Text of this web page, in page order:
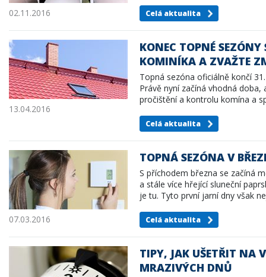
02.11.2016 Celá aktualita
KONEC TOPNÉ SEZÓNY
KOMINÍKA A ZVAŽTE
13.04.2016
Topná sezóna oficiálně končí
Právě nyní začíná vhodná
pročištění a kontrolu komína a
Celá aktualita
TOPNÁ SEZÓNA V
07.03.2016
S příchodem března se začíná
a stále více hřející sluneční
je tu. Tyto první jarní dny však
Celá aktualita
TIPY, JAK UŠETŘIT NA
MRAZIVÝCH DNŮ